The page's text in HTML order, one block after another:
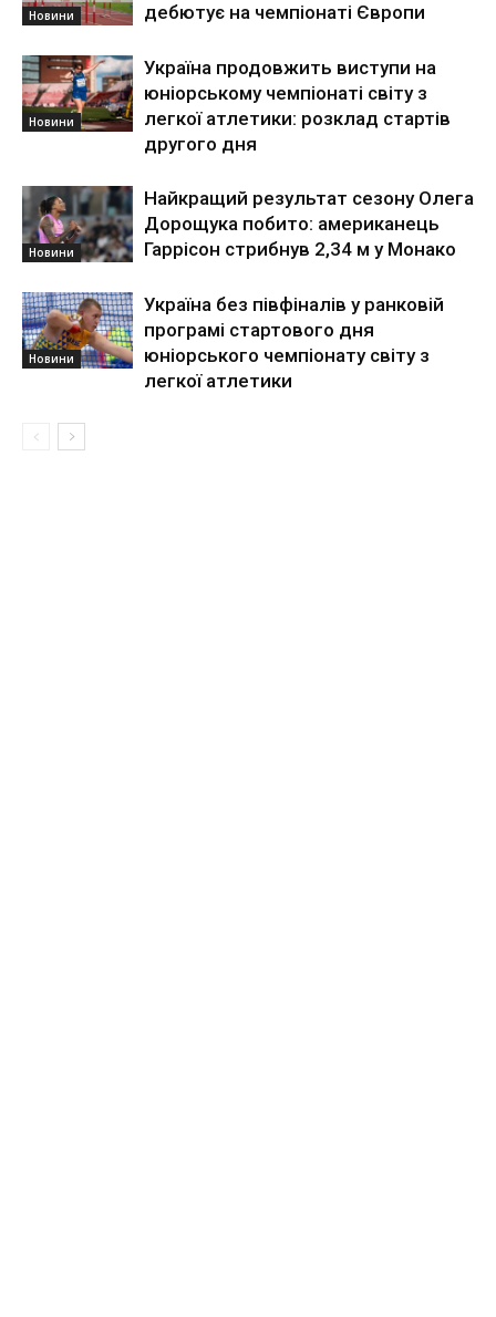
Новини
дебютує на чемпіонаті Європи
Новини
Україна продовжить виступи на
юніорському чемпіонаті світу з
легкої атлетики: розклад стартів
другого дня
Новини
Найкращий результат сезону Олега
Дорощука побито: американець
Гаррісон стрибнув 2,34 м у Монако
Новини
Україна без півфіналів у ранковій
програмі стартового дня
юніорського чемпіонату світу з
легкої атлетики